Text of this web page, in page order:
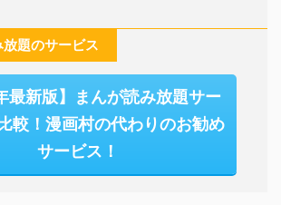
題のサービス
最新版】まんが読み放題サー
較！漫画村の代わりのお勧め
サービス！